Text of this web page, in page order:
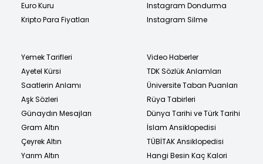
Euro Kuru
Kripto Para Fiyatları
Instagram Dondurma
Instagram Silme
Yemek Tarifleri
Ayetel Kürsi
Saatlerin Anlamı
Aşk Sözleri
Günaydın Mesajları
Gram Altın
Çeyrek Altın
Yarım Altın
Video Haberler
TDK Sözlük Anlamları
Üniversite Taban Puanları
Rüya Tabirleri
Dünya Tarihi ve Türk Tarihi
İslam Ansiklopedisi
TÜBİTAK Ansiklopedisi
Hangi Besin Kaç Kalori